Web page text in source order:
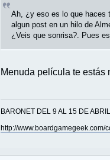
Ah, ¿y eso es lo que haces
algun post en un hilo de
¿Veis que sonrisa?. Pues
Menuda película te estás
BARONET DEL 9 AL 15 DE
http://www.boardgamegeek.com/